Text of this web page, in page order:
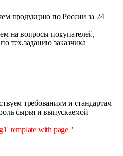
продукцию по России за 24
на вопросы покупателей,
тех.заданию заказчика
требованиям и стандартам
сырья и выпускаемой
template with page ''